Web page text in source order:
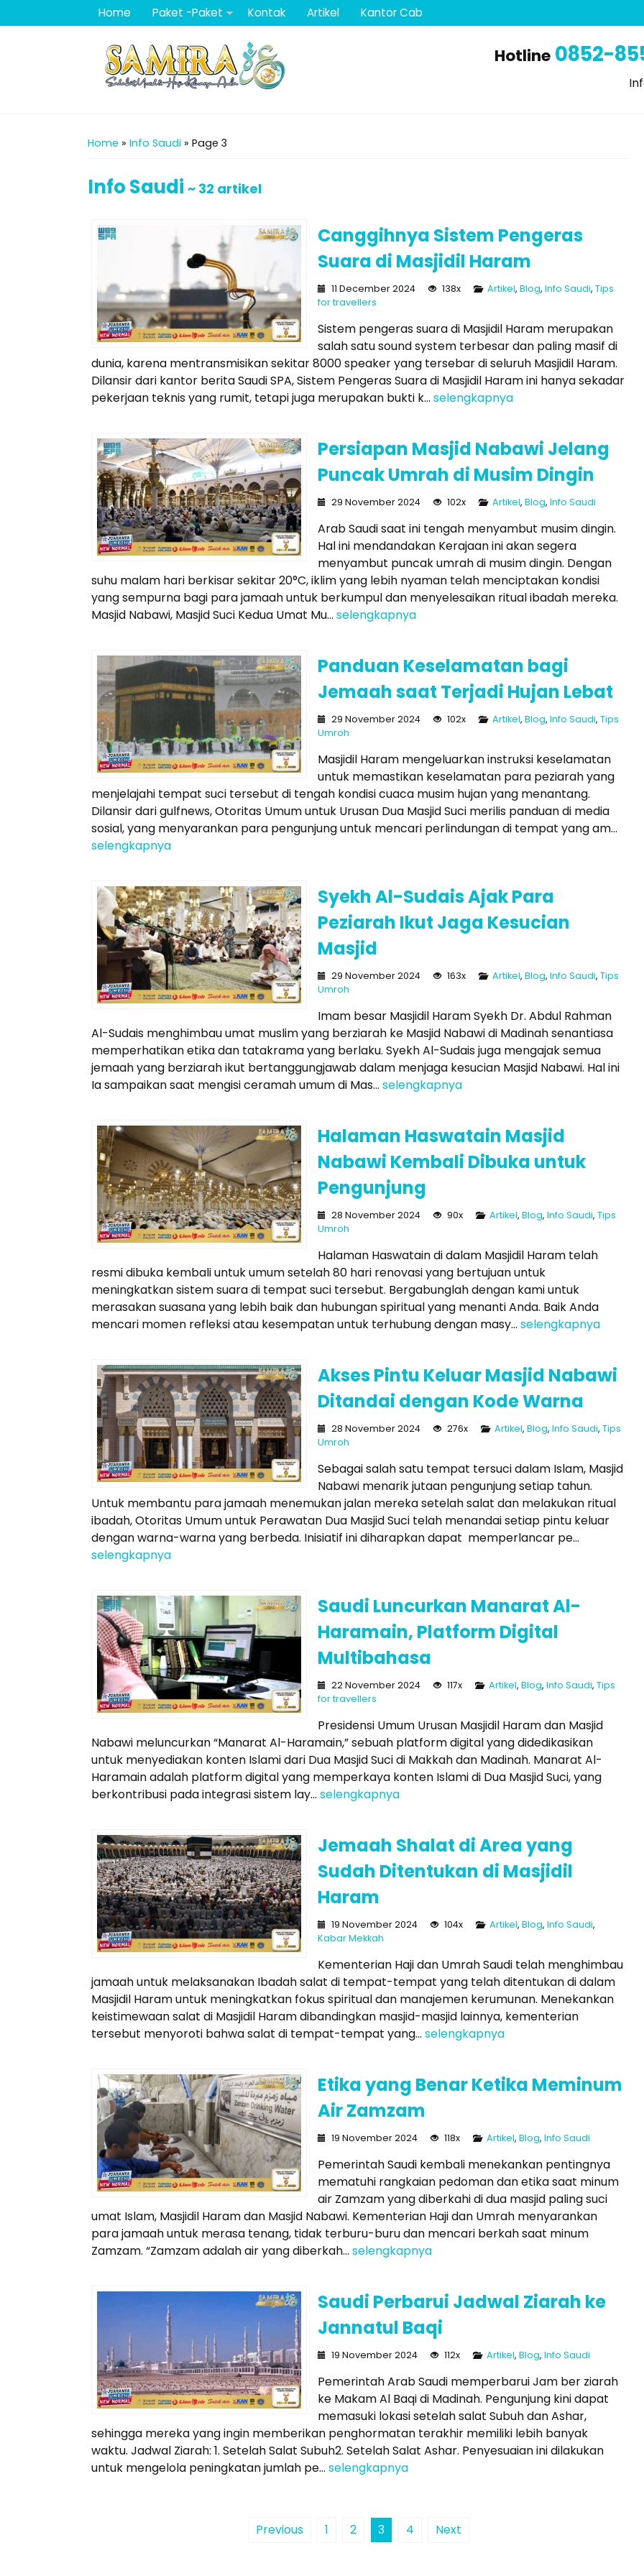
Home Paket -Paket Kontak Artikel Kantor Cab
Hotline 0852-
Home » Info Saudi » Page 3
Info Saudi ~ 32 artikel
Canggihnya Sistem Pengeras
Suara di Masjidil Haram
11 December 2024 138x Artikel, Blog, Info Saudi, Tips
for travellers
Sistem pengeras suara di Masjidil Haram merupakan
salah satu sound system terbesar dan paling masif di
dunia, karena mentransmisikan sekitar 8000 speaker yang tersebar di seluruh Masjidil Haram.
Dilansir dari kantor berita Saudi SPA, Sistem Pengeras Suara di Masjidil Haram ini hanya sekadar
pekerjaan teknis yang rumit, tetapi juga merupakan bukti k... selengkapnya
Persiapan Masjid Nabawi Jelang
Puncak Umrah di Musim Dingin
29 November 2024 102x Artikel, Blog, Info Saudi
Arab Saudi saat ini tengah menyambut musim dingin.
Hal ini mendandakan Kerajaan ini akan segera
menyambut puncak umrah di musim dingin. Dengan
suhu malam hari berkisar sekitar 20°C, iklim yang lebih nyaman telah menciptakan kondisi
yang sempurna bagi para jamaah untuk berkumpul dan menyelesaikan ritual ibadah mereka.
Masjid Nabawi, Masjid Suci Kedua Umat Mu... selengkapnya
Panduan Keselamatan bagi
Jemaah saat Terjadi Hujan Lebat
29 November 2024 102x Artikel, Blog, Info Saudi, Tips
Umroh
Masjidil Haram mengeluarkan instruksi keselamatan
untuk memastikan keselamatan para peziarah yang
menjelajahi tempat suci tersebut di tengah kondisi cuaca musim hujan yang menantang.
Dilansir dari gulfnews, Otoritas Umum untuk Urusan Dua Masjid Suci merilis panduan di media
sosial, yang menyarankan para pengunjung untuk mencari perlindungan di tempat yang am...
selengkapnya
Syekh Al-Sudais Ajak Para
Peziarah Ikut Jaga Kesucian
Masjid
29 November 2024 163x Artikel, Blog, Info Saudi, Tips
Umroh
Imam besar Masjidil Haram Syekh Dr. Abdul Rahman
Al-Sudais menghimbau umat muslim yang berziarah ke Masjid Nabawi di Madinah senantiasa
memperhatikan etika dan tatakrama yang berlaku. Syekh Al-Sudais juga mengajak semua
jemaah yang berziarah ikut bertanggungjawab dalam menjaga kesucian Masjid Nabawi. Hal ini
Ia sampaikan saat mengisi ceramah umum di Mas... selengkapnya
Halaman Haswatain Masjid
Nabawi Kembali Dibuka untuk
Pengunjung
28 November 2024 90x Artikel, Blog, Info Saudi, Tips
Umroh
Halaman Haswatain di dalam Masjidil Haram telah
resmi dibuka kembali untuk umum setelah 80 hari renovasi yang bertujuan untuk
meningkatkan sistem suara di tempat suci tersebut. Bergabunglah dengan kami untuk
merasakan suasana yang lebih baik dan hubungan spiritual yang menanti Anda. Baik Anda
mencari momen refleksi atau kesempatan untuk terhubung dengan masy... selengkapnya
Akses Pintu Keluar Masjid Nabawi
Ditandai dengan Kode Warna
28 November 2024 276x Artikel, Blog, Info Saudi, Tips
Umroh
Sebagai salah satu tempat tersuci dalam Islam, Masjid
Nabawi menarik jutaan pengunjung setiap tahun.
Untuk membantu para jamaah menemukan jalan mereka setelah salat dan melakukan ritual
ibadah, Otoritas Umum untuk Perawatan Dua Masjid Suci telah menandai setiap pintu keluar
dengan warna-warna yang berbeda. Inisiatif ini diharapkan dapat memperlancar pe...
selengkapnya
Saudi Luncurkan Manarat Al-
Haramain, Platform Digital
Multibahasa
22 November 2024 117x Artikel, Blog, Info Saudi, Tips
for travellers
Presidensi Umum Urusan Masjidil Haram dan Masjid
Nabawi meluncurkan “Manarat Al-Haramain,” sebuah platform digital yang didedikasikan
untuk menyediakan konten Islami dari Dua Masjid Suci di Makkah dan Madinah. Manarat Al-
Haramain adalah platform digital yang memperkaya konten Islami di Dua Masjid Suci, yang
berkontribusi pada integrasi sistem lay... selengkapnya
Jemaah Shalat di Area yang
Sudah Ditentukan di Masjidil
Haram
19 November 2024 104x Artikel, Blog, Info Saudi,
Kabar Mekkah
Kementerian Haji dan Umrah Saudi telah menghimbau
jamaah untuk melaksanakan Ibadah salat di tempat-tempat yang telah ditentukan di dalam
Masjidil Haram untuk meningkatkan fokus spiritual dan manajemen kerumunan. Menekankan
keistimewaan salat di Masjidil Haram dibandingkan masjid-masjid lainnya, kementerian
tersebut menyoroti bahwa salat di tempat-tempat yang... selengkapnya
Etika yang Benar Ketika Meminum
Air Zamzam
19 November 2024 118x Artikel, Blog, Info Saudi
Pemerintah Saudi kembali menekankan pentingnya
mematuhi rangkaian pedoman dan etika saat minum
air Zamzam yang diberkahi di dua masjid paling suci
umat Islam, Masjidil Haram dan Masjid Nabawi. Kementerian Haji dan Umrah menyarankan
para jamaah untuk merasa tenang, tidak terburu-buru dan mencari berkah saat minum
Zamzam. “Zamzam adalah air yang diberkah... selengkapnya
Saudi Perbarui Jadwal Ziarah ke
Jannatul Baqi
19 November 2024 112x Artikel, Blog, Info Saudi
Pemerintah Arab Saudi memperbarui Jam ber ziarah
ke Makam Al Baqi di Madinah. Pengunjung kini dapat
memasuki lokasi setelah salat Subuh dan Ashar,
sehingga mereka yang ingin memberikan penghormatan terakhir memiliki lebih banyak
waktu. Jadwal Ziarah: 1. Setelah Salat Subuh2. Setelah Salat Ashar. Penyesuaian ini dilakukan
untuk mengelola peningkatan jumlah pe... selengkapnya
Previous 1 2 3 4 Next
Umroh Regular Pontianak 13
Hari ...
Saudi Arabia
Rp 40.000.000 / pax
Penerbangan Hotel